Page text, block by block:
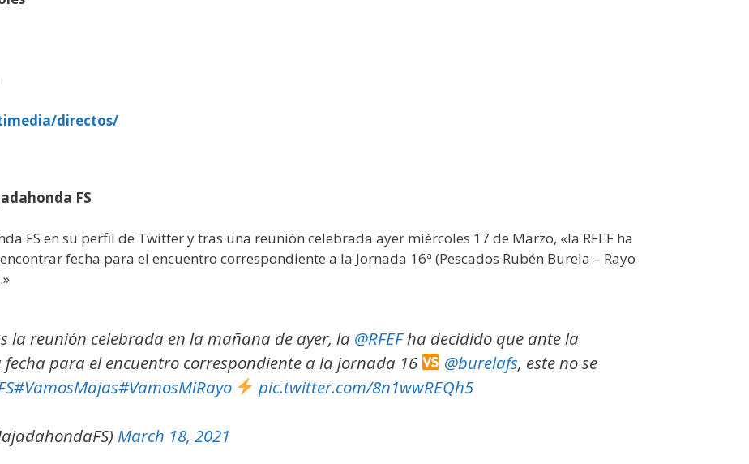
directos/
FS
FS en su perfil de Twitter y tras una reunión celebrada ayer miércoles 17 de Marzo, «la RFEF ha
fecha para el encuentro correspondiente a la Jornada 16ª (Pescados Rubén Burela – Rayo
la reunión celebrada en la mañana de ayer, la @RFEFha decidido que ante la
para el encuentro correspondiente a la jornada 16
@burelafs, este no se
#VamosMajas#VamosMiRayo pic.twitter.com/8n1wwREQh5
March 18, 2021